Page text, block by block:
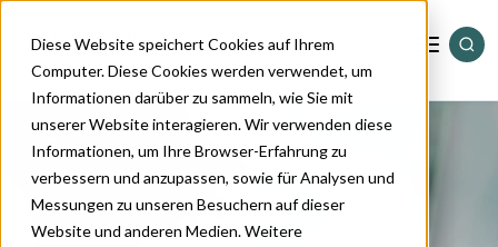
Diese Website speichert Cookies auf Ihrem
Computer. Diese Cookies werden verwendet, um
Informationen darüber zu sammeln, wie Sie mit
unserer Website interagieren. Wir verwenden diese
Informationen, um Ihre Browser-Erfahrung zu
verbessern und anzupassen, sowie für Analysen und
Messungen zu unseren Besuchern auf dieser
Website und anderen Medien. Weitere
Standorte
Dienstleistungen